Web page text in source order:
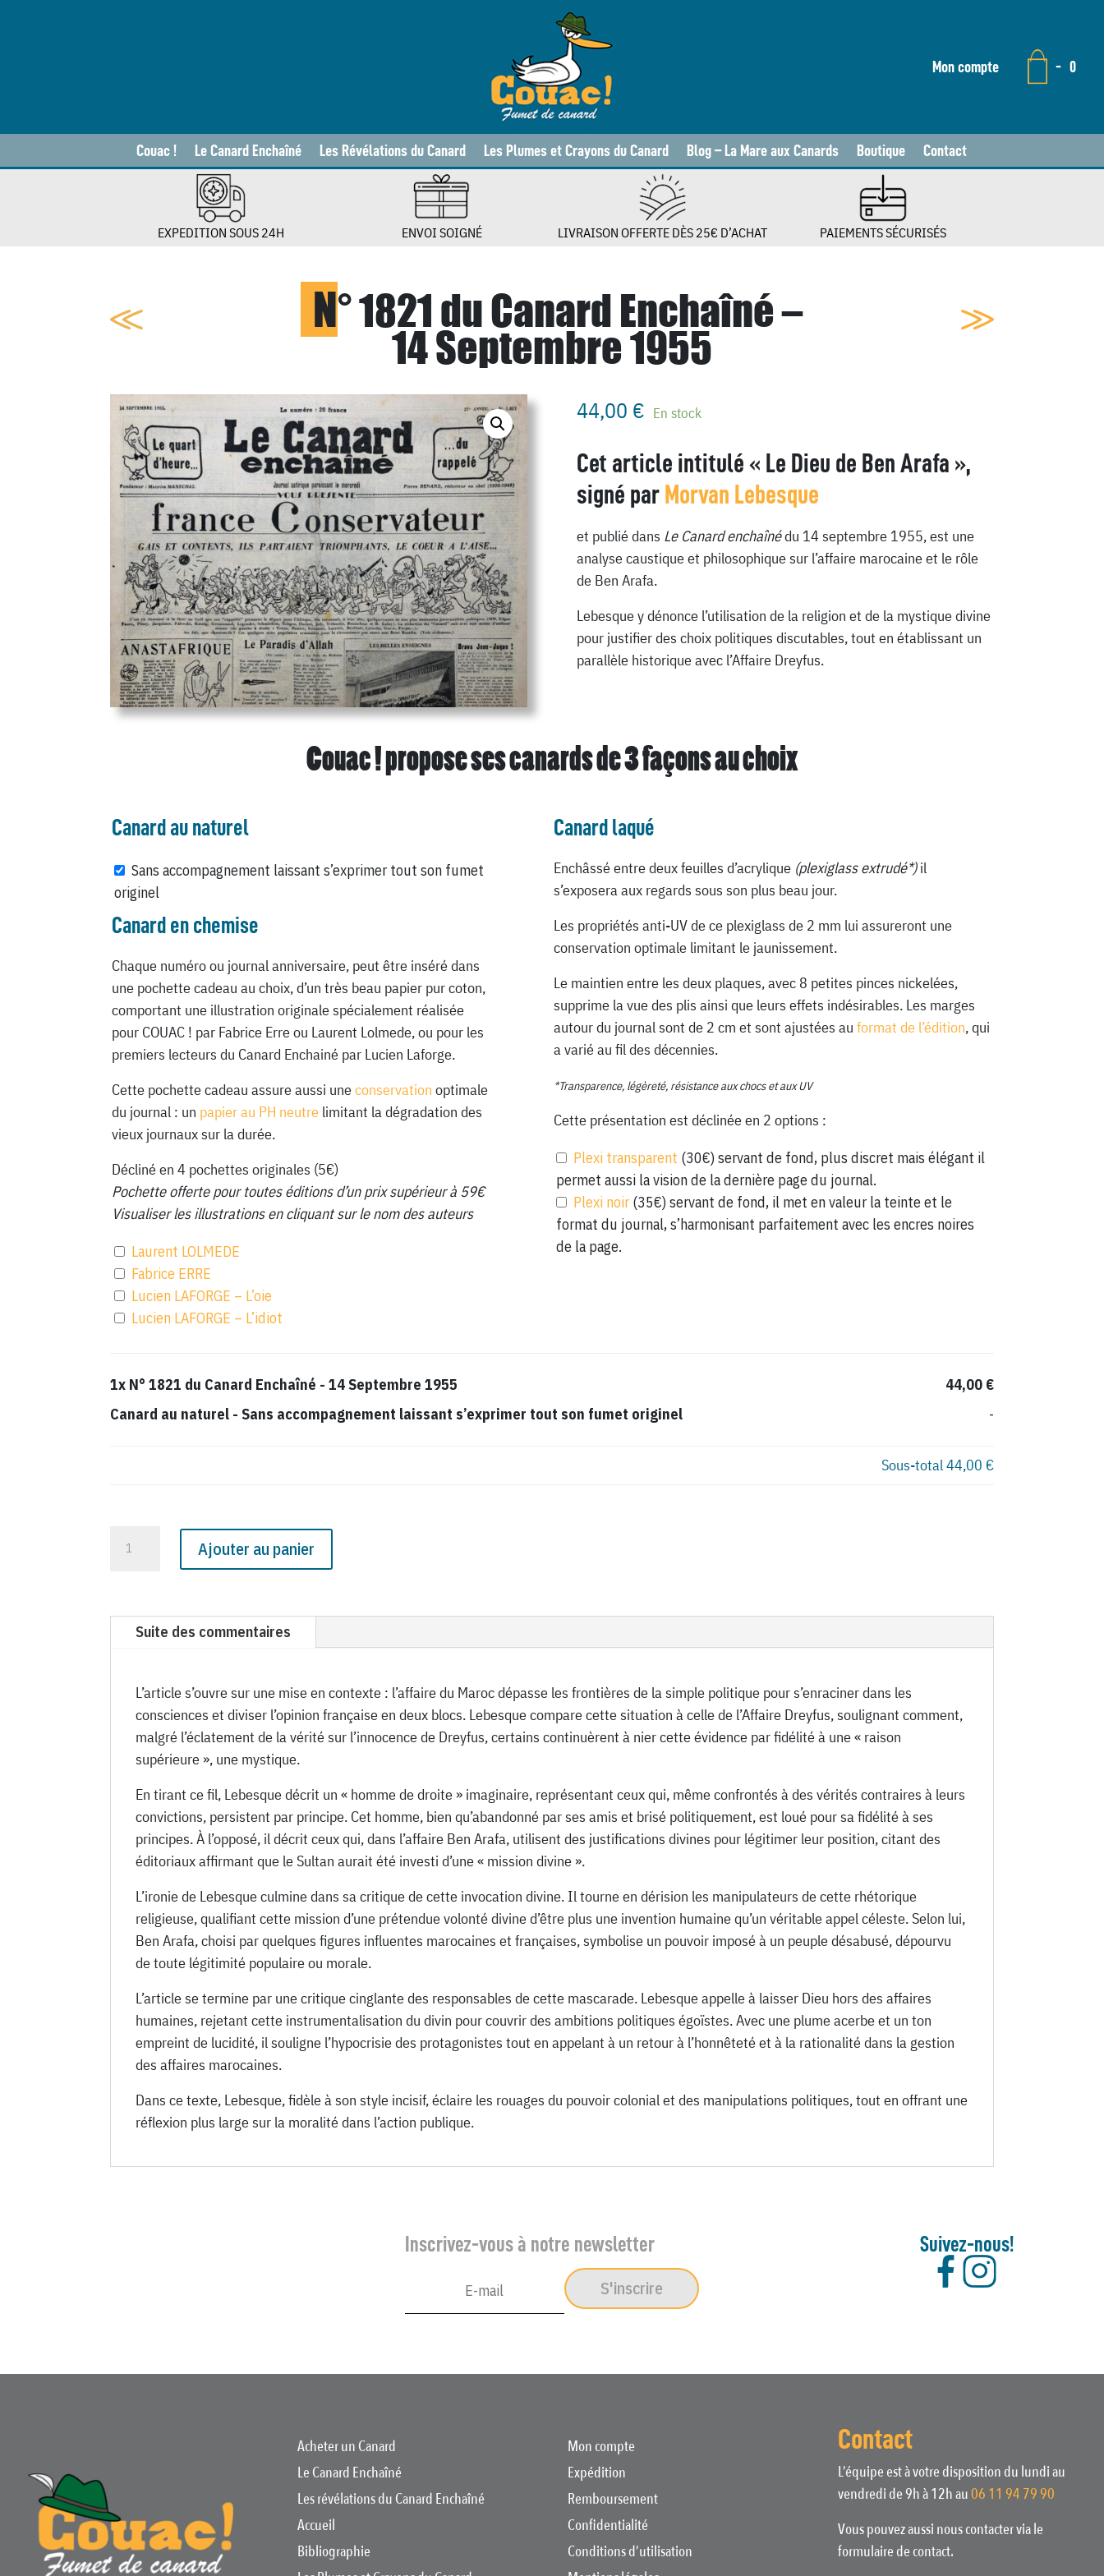
Mon compte - 0
Couac ! Le Canard Enchaîné Les Révélations du Canard Les Plumes et Crayons du Canard Blog – La Mare aux Canards Boutique Contact
EXPEDITION SOUS 24H ENVOI SOIGNÉ LIVRAISON OFFERTE DÈS 25€ D’ACHAT PAIEMENTS SÉCURISÉS
N° 1821 du Canard Enchaîné –
14 Septembre 1955
44,00 € En stock
Cet article intitulé « Le Dieu de Ben Arafa »,
signé par Morvan Lebesque
et publié dans Le Canard enchaînédu 14 septembre 1955, est une
analyse caustique et philosophique sur l’affaire marocaine et le rôle
de Ben Arafa.
Lebesque y dénonce l’utilisation de la religion et de la mystique divine
pour justifier des choix politiques discutables, tout en établissant un
parallèle historique avec l’Affaire Dreyfus.
Couac ! propose ses canards de3 façons au choix
Canard au naturel
Sans accompagnement laissant s’exprimer tout son fumet
originel
Canard en chemise
Chaque numéro ou journal anniversaire, peut être inséré dans
une pochette cadeau au choix, d’un très beau papier pur coton,
comportant une illustration originale spécialement réalisée
pour COUAC ! par Fabrice Erre ou Laurent Lolmede, ou pour les
premiers lecteurs du Canard Enchainé par Lucien Laforge.
Cette pochette cadeau assure aussi uneconservation optimale
du journal : un papier au PH neutre limitant la dégradation des
vieux journaux sur la durée.
Décliné en 4 pochettes originales (5€)
Pochette offerte pour toutes éditions d’un prix supérieur à 59€
Visualiser les illustrations en cliquant sur le nom des auteurs
Laurent LOLMEDE
Fabrice ERRE
Lucien LAFORGE – L’oie
Lucien LAFORGE – L’idiot
Canard laqué
Enchâssé entre deux feuilles d’acrylique (plexiglass extrudé*)il
s’exposera aux regards sous son plus beau jour.
Les propriétés anti-UV de ce plexiglass de 2 mm lui assureront une
conservation optimale limitant le jaunissement.
Le maintien entre les deux plaques, avec 8 petites pinces nickelées,
supprime la vue des plis ainsi que leurs effets indésirables. Les marges
autour du journal sont de 2 cm et sont ajustées au format de l’édition, qui
a varié au fil des décennies.
*Transparence, légèreté, résistance aux chocs et aux UV
Cette présentation est déclinée en 2 options :
Plexi transparent (30€) servant de fond, plus discret mais élégant il
permet aussi la vision de la dernière page du journal.
Plexi noir (35€) servant de fond, il met en valeur la teinte et le
format du journal, s’harmonisant parfaitement avec les encres noires
de la page.
1x N° 1821 du Canard Enchaîné - 14 Septembre 1955
44,00 €
Canard au naturel -Sans accompagnement laissant s’exprimer tout son fumet originel -
Sous-total44,00 €
Septembre
1955
Ajouter au panier
Suite des commentaires
L’article s’ouvre sur une mise en contexte : l’affaire du Maroc dépasse les frontières de la simple politique pour s’enraciner dans les
consciences et diviser l’opinion française en deux blocs. Lebesque compare cette situation à celle de l’Affaire Dreyfus, soulignant comment,
malgré l’éclatement de la vérité sur l’innocence de Dreyfus, certains continuèrent à nier cette évidence par fidélité à une « raison
supérieure », une mystique.
En tirant ce fil, Lebesque décrit un « homme de droite » imaginaire, représentant ceux qui, même confrontés à des vérités contraires à leurs
convictions, persistent par principe. Cet homme, bien qu’abandonné par ses amis et brisé politiquement, est loué pour sa fidélité à ses
principes. À l’opposé, il décrit ceux qui, dans l’affaire Ben Arafa, utilisent des justifications divines pour légitimer leur position, citant des
éditoriaux affirmant que le Sultan aurait été investi d’une « mission divine ».
L’ironie de Lebesque culmine dans sa critique de cette invocation divine. Il tourne en dérision les manipulateurs de cette rhétorique
religieuse, qualifiant cette mission d’une prétendue volonté divine d’être plus une invention humaine qu’un véritable appel céleste. Selon lui,
Ben Arafa, choisi par quelques figures influentes marocaines et françaises, symbolise un pouvoir imposé à un peuple désabusé, dépourvu
de toute légitimité populaire ou morale.
L’article se termine par une critique cinglante des responsables de cette mascarade. Lebesque appelle à laisser Dieu hors des affaires
humaines, rejetant cette instrumentalisation du divin pour couvrir des ambitions politiques égoïstes. Avec une plume acerbe et un ton
empreint de lucidité, il souligne l’hypocrisie des protagonistes tout en appelant à un retour à l’honnêteté et à la rationalité dans la gestion
des affaires marocaines.
Dans ce texte, Lebesque, fidèle à son style incisif, éclaire les rouages du pouvoir colonial et des manipulations politiques, tout en offrant une
réflexion plus large sur la moralité dans l’action publique.
Inscrivez-vous à notre newsletter
S'inscrire
Suivez-nous!
Acheter un Canard
Le Canard Enchaîné
Les révélations du Canard Enchaîné
Accueil
Bibliographie
Mon compte
Expédition
Remboursement
Confidentialité
Conditions d’utilisation
Contact
L’équipe est à votre disposition du lundi au
vendredi de 9h à 12h au06 11 94 79 90
Vous pouvez aussi nous contacter via le
formulaire de contact.